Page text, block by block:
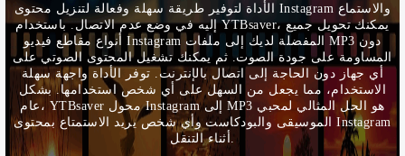
الأداة لتوفير طريقة سهلة وفعالة لتنزيل محتوى Instagram والاستماع
إليه في وضع عدم الاتصال. باستخدام YTBsaver، يمكنك تحويل جميع
أنواع مقاطع فيديو Instagram المفضلة لديك إلى ملفات MP3 دون
المساومة على جودة الصوت. ثم يمكنك تشغيل المحتوى الصوتي على
أي جهاز دون الحاجة إلى اتصال بالإنترنت. توفر الأداة واجهة سهلة
الاستخدام، مما يجعل من السهل على أي شخص استخدامها. بشكل
عام، YTBsaver محول Instagram إلى MP3 هو الحل المثالي لمحبي
الموسيقى والبودكاست وأي شخص يريد الاستمتاع بمحتوى Instagram